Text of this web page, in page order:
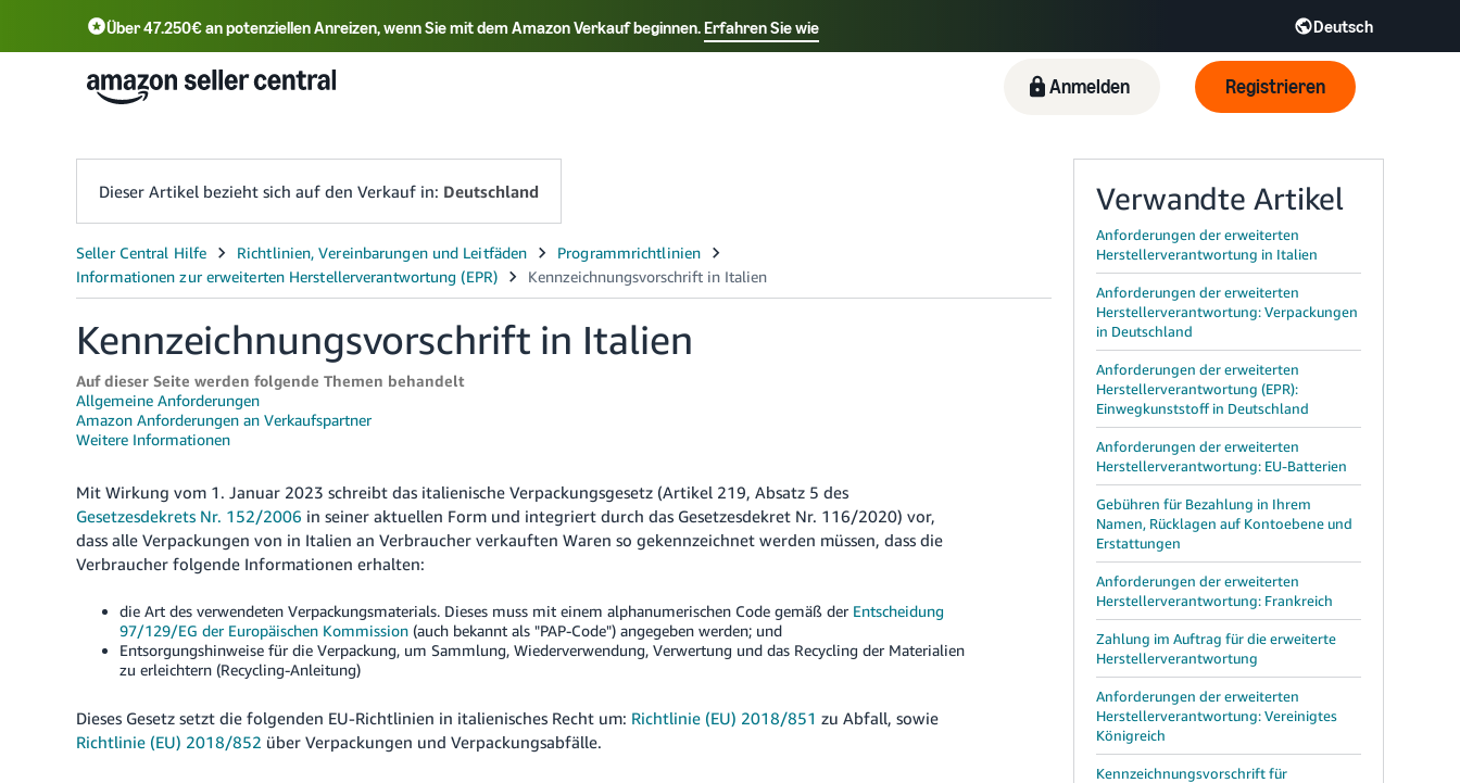
Über 47.250€ an potenziellen Anreizen, wenn Sie mit dem Amazon Verkauf beginnen.Erfahren Sie wie Deutsch
Select your preferred language
中文 - CN English - DE Italiano - IT 日本語 - JP 한국어 - KR
Anmelden Registrieren
Dieser Artikel bezieht sich auf den Verkauf in: Deutschland
Kennzeichnungsvorschrift in Italien
Auf dieser Seite werden folgende Themen behandelt
Allgemeine Anforderungen
Amazon Anforderungen an Verkaufspartner
Weitere Informationen
Mit Wirkung vom 1. Januar 2023 schreibt das italienische Verpackungsgesetz (Artikel 219, Absatz 5 des
Gesetzesdekrets Nr. 152/2006 in seiner aktuellen Form und integriert durch das Gesetzesdekret Nr. 116/2020) vor,
dass alle Verpackungen von in Italien an Verbraucher verkauften Waren so gekennzeichnet werden müssen, dass die
Verbraucher folgende Informationen erhalten:
die Art des verwendeten Verpackungsmaterials. Dieses muss mit einem alphanumerischen Code gemäß der Entscheidung
97/129/EG der Europäischen Kommission (auch bekannt als "PAP-Code") angegeben werden; und
Entsorgungshinweise für die Verpackung, um Sammlung, Wiederverwendung, Verwertung und das Recycling der Materialien
zu erleichtern (Recycling-Anleitung)
Dieses Gesetz setzt die folgenden EU-Richtlinien in italienisches Recht um: Richtlinie (EU) 2018/851 zu Abfall, sowie
Richtlinie (EU) 2018/852 über Verpackungen und Verpackungsabfälle.
Verwandte Artikel
Anforderungen der erweiterten
Herstellerverantwortung in Italien
Anforderungen der erweiterten
Herstellerverantwortung: Verpackungen
in Deutschland
Anforderungen der erweiterten
Herstellerverantwortung (EPR):
Einwegkunststoff in Deutschland
Anforderungen der erweiterten
Herstellerverantwortung: EU-Batterien
Gebühren für Bezahlung in Ihrem
Namen, Rücklagen auf Kontoebene und
Erstattungen
Anforderungen der erweiterten
Herstellerverantwortung: Frankreich
Zahlung im Auftrag für die erweiterte
Herstellerverantwortung
Anforderungen der erweiterten
Herstellerverantwortung: Vereinigtes
Königreich
Kennzeichnungsvorschrift für